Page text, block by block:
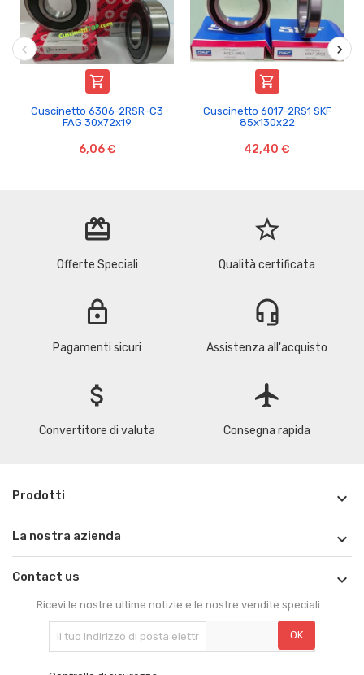

Cuscinetto 6306-2RSR-C3
FAG 30x72x19
6,06 €

Cuscinetto 6017-2RS1 SKF
85x130x22
42,40 €
redeem
Offerte Speciali
star_border
Qualità certificata
lock
Pagamenti sicuri
headset_mic
Assistenza all'acquisto
attach_money
Convertitore di valuta
flight
Consegna rapida
Prodotti 
La nostra azienda 
Contact us 
Ricevi le nostre ultime notizie e le nostre vendite speciali